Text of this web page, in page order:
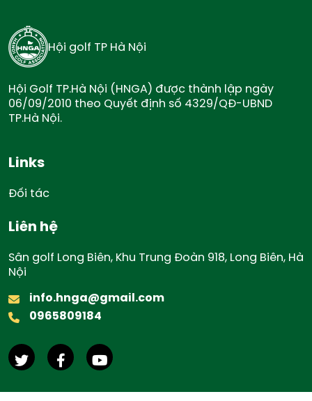
Hội golf TP Hà Nội
Hội Golf TP.Hà Nội (HNGA) được thành lập ngày
06/09/2010 theo Quyết định số 4329/QĐ-UBND
TP.Hà Nội.
Links
Đối tác
Liên hệ
Sân golf Long Biên, Khu Trung Đoàn 918, Long Biên, Hà
Nội
info.hnga@gmail.com
0965809184